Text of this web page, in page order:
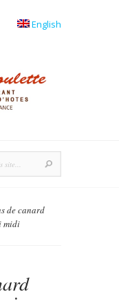
English
de canard
midi